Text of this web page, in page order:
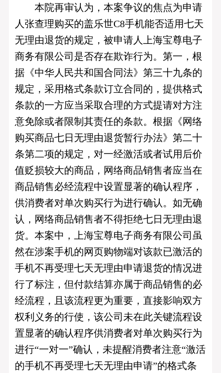
本院再审认为，本案争议的焦点为申请
人张查理购买的盖乐世C8手机能否适用七天
无理由退货的规定，被申请人上海宝尊电子
商务有限公司是否存在欺诈行为。第一，根
据《中华人民共和国合同法》第三十九条的
规定，采用格式条款订立合同的，提供格式
条款的一方应当采取合理的方式提请对方注
意免除或者限制其责任的条款。根据《网络
购买商品七日无理由退货暂行办法》第二十
条第二项的规定，对一经激活或者试用后价
值贬损较大的商品，网络商品销售者应当在
商品销售必经流程中设置显著的确认程序，
供消费者对单次购买行为进行确认。如无确
认，网络商品销售者不得拒绝七日无理由退
货。本案中，上海宝尊电子商务有限公司虽
然在涉案手机的网页购物端对该款已激活的
手机不再受理七天无理由申请退货的情况进
行了标注，但付款结算亦属于商品销售的必
经流程，且该流程更为重要，直接影响双方
权利义务的行使，该公司未在此关键流程设
置显著的确认程序供消费者对单次购买行为
进行“一对一”确认，未提醒消费者注意“激活
的手机不再受理七天无理由申请”的格式条